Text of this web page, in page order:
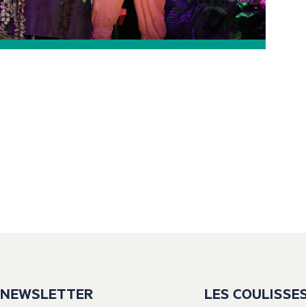
NEWSLETTER
LES